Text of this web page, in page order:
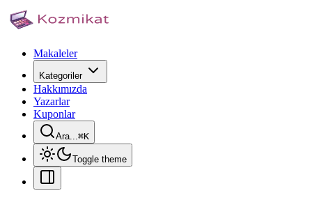
Makaleler
Kategoriler
Hakkımızda
Yazarlar
Kuponlar
Ara...⌘K
Toggle theme